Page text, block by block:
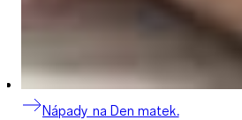
Nápady na Den matek.